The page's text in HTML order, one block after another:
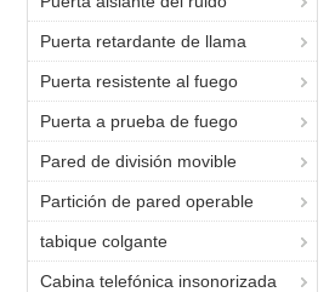
Puerta retardante de llama
Puerta resistente al fuego
Puerta a prueba de fuego
Pared de división movible
Partición de pared operable
tabique colgante
Cabina telefónica insonorizada